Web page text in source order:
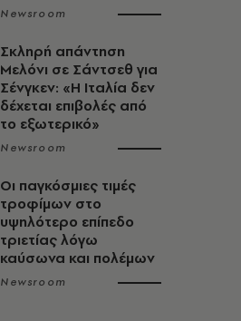
Newsroom
Σκληρή απάντηση
Μελόνι σε Σάντσεθ για
Σένγκεν: «Η Ιταλία δεν
δέχεται επιβολές από
το εξωτερικό»
Newsroom
Οι παγκόσμιες τιμές
τροφίμων στο
υψηλότερο επίπεδο
τριετίας λόγω
καύσωνα και πολέμων
Newsroom